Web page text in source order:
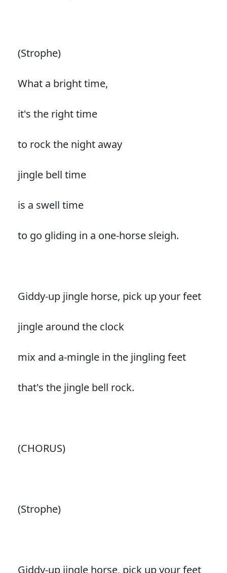
(Strophe)
What a bright time,
it's the right time
to rock the night away
jingle bell time
is a swell time
to go gliding in a one-horse sleigh.
Giddy-up jingle horse, pick up your feet
jingle around the clock
mix and a-mingle in the jingling feet
that's the jingle bell rock.
(CHORUS)
(Strophe)
Giddy-up jingle horse, pick up your feet